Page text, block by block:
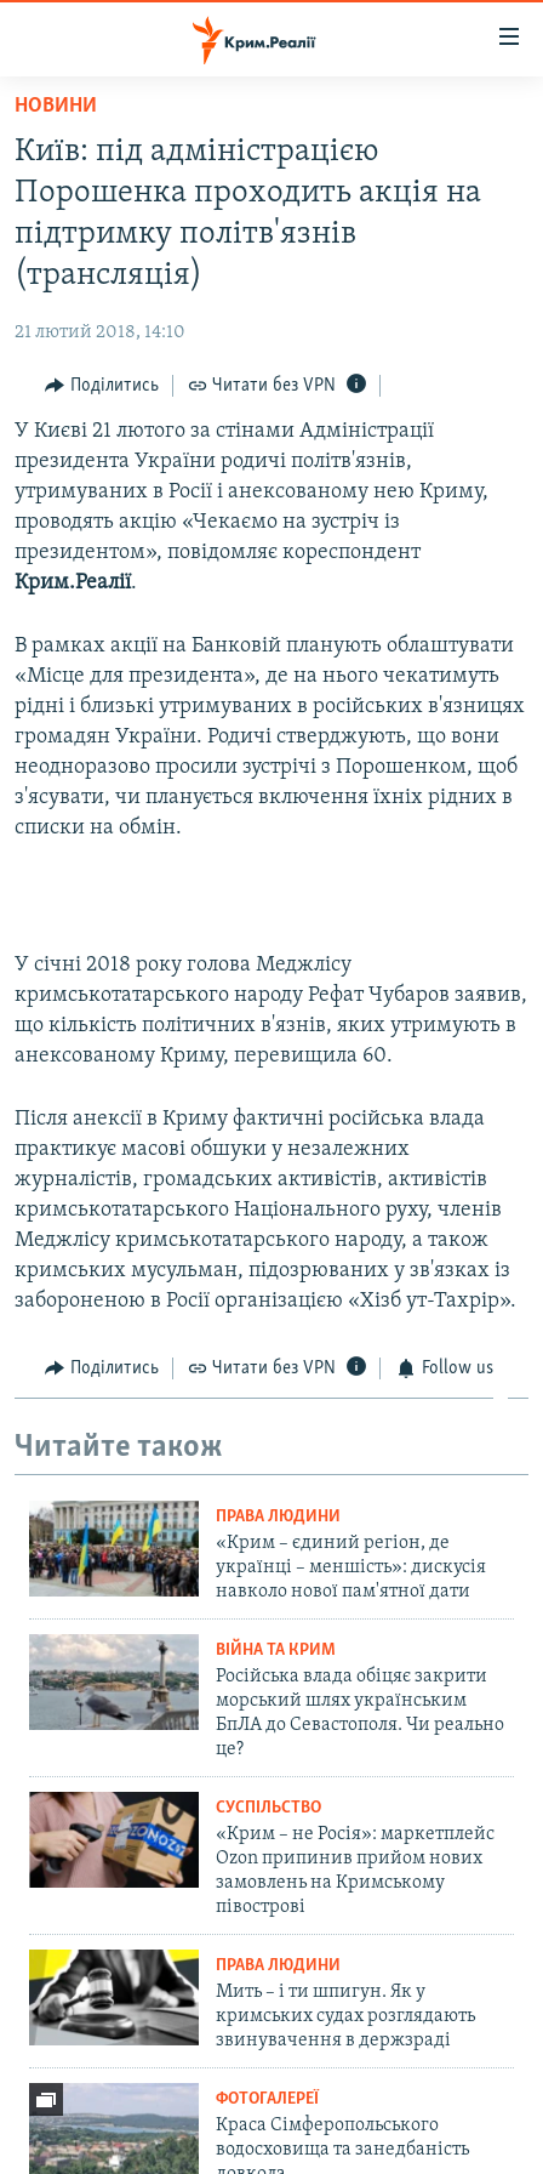
Перейти
основного
матеріалу
Перейти
до
основної
Перейти
пошуку
ВОДА.КРИМ
ВІДЕО ТА ФОТО
ПОЛІТИКА
ІНТЕРВ'Ю
ВСЕ ЗА ДЕНЬ
СПЕЦПРОЕКТИ
ДЕПОРТАЦІЯ
ВІДЕОУРОКИ «ELIFBE»
УКРАЇНСЬКА ПРОБЛЕМА КРИМУ
ІНФОГРАФІКА
ЯК ОБІЙТИ БЛОКУВАННЯ
Русский
ДОЛУЧАЙСЯ!
Усі сайти RFE/RL
НОВИНИ
Київ: під адміністрацією
Порошенка проходить акція на
підтримку політв'язнів
(трансляція)
21 лютий 2018, 14:10
Поділитись Читати без VPN
У Києві 21 лютого за стінами Адміністрації
президента України родичі політв'язнів,
утримуваних в Росії і анексованому нею Криму,
проводять акцію «Чекаємо на зустріч із
президентом», повідомляє кореспондент
Крим.Реалії.
В рамках акції на Банковій планують облаштувати
«Місце для президента», де на нього чекатимуть
рідні і близькі утримуваних в російських в'язницях
громадян України. Родичі стверджують, що вони
неодноразово просили зустрічі з Порошенком, щоб
з'ясувати, чи планується включення їхніх рідних в
списки на обмін.
У січні 2018 року голова Меджлісу
кримськотатарського народу Рефат Чубаров заявив,
що кількість політичних в'язнів, яких утримують в
анексованому Криму, перевищила 60.
Після анексії в Криму фактичні російська влада
практикує масові обшуки у незалежних
журналістів, громадських активістів, активістів
кримськотатарського Національного руху, членів
Меджлісу кримськотатарського народу, а також
кримських мусульман, підозрюваних у зв'язках із
забороненою в Росії організацією «Хізб ут-Тахрір».
Поділитись Читати без VPN Follow us
Читайте також
ПРАВА ЛЮДИНИ
«Крим – єдиний регіон, де
українці – меншість»: дискусія
навколо нової пам'ятної дати
ВІЙНА ТА КРИМ
Російська влада обіцяє закрити
морський шлях українським
БпЛА до Севастополя. Чи реально
це?
СУСПІЛЬСТВО
«Крим – не Росія»: маркетплейс
Ozon припинив прийом нових
замовлень на Кримському
півострові
ПРАВА ЛЮДИНИ
Мить – і ти шпигун. Як у
кримських судах розглядають
звинувачення в держзраді
ФОТОГАЛЕРЕЇ
Краса Сімферопольського
водосховища та занедбаність